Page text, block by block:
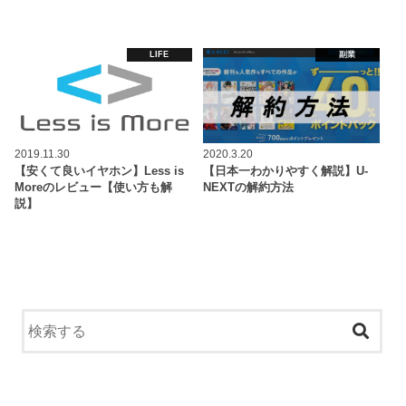
LIFE
2019.11.30
【安くて良いイヤホン】Less is
Moreのレビュー【使い方も解
説】
副業
2020.3.20
【日本一わかりやすく解説】U-
NEXTの解約方法